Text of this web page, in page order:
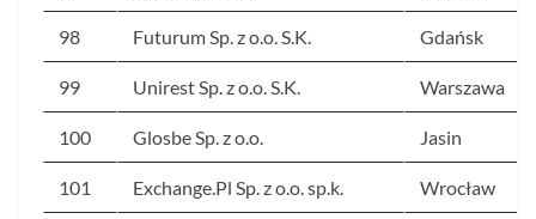
98 Futurum Sp. z o.o. S.K. Gdańsk
99 Unirest Sp. z o.o. S.K. Warszawa
100 Glosbe Sp. z o.o. Jasin
101 Exchange.Pl Sp. z o.o. sp.k. Wrocław